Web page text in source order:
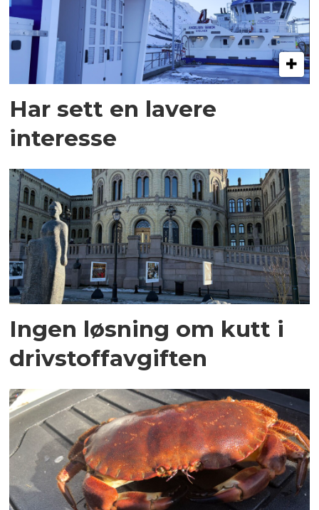
Har sett en lavere
interesse
Ingen løsning om kutt i
drivstoffavgiften